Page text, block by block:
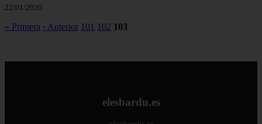
22/01/2020
« Primera ‹ Anterior 101 102 103
elesbardu.es